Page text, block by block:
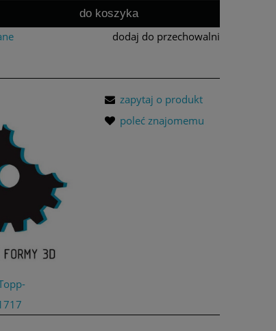
do koszyka
dodaj do przechowalni
zapytaj o produkt
poleć znajomemu